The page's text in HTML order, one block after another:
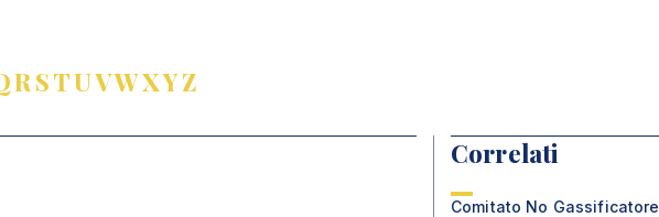
RSTUVWXYZ
Correlati
Comitato No Gassificatore